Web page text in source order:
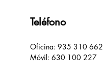
Teléfono
Oficina: 935 310 662
Móvil: 630 100 227